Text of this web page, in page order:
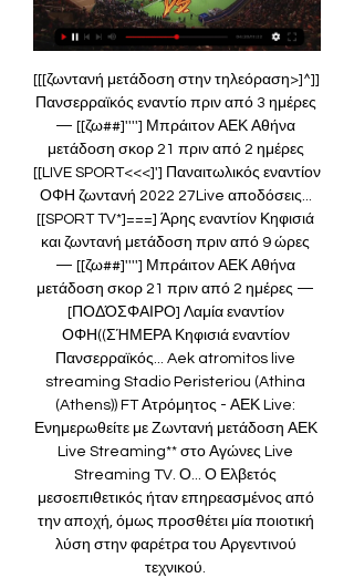
[[[ζωντανή μετάδοση στην τηλεόραση>]^]]
Πανσερραϊκός εναντίο πριν από 3 ημέρες
— [[ζω##]''''] Μπράιτον ΑΕΚ Αθήνα
μετάδοση σκορ 21 πριν από 2 ημέρες
[[LIVE SPORT<<<]'] Παναιτωλικός εναντίον
ΟΦΗ ζωντανή 2022 27Live αποδόσεις...
[[SPORT TV*]===] Άρης εναντίον Κηφισιά
και ζωντανή μετάδοση πριν από 9 ώρες
— [[ζω##]''''] Μπράιτον ΑΕΚ Αθήνα
μετάδοση σκορ 21 πριν από 2 ημέρες —
[ΠΟΔΌΣΦΑΙΡΟ] Λαμία εναντίον
ΟΦΗ((ΣΉΜΕΡΑ Κηφισιά εναντίον
Πανσερραϊκός... Aek atromitos live
streaming Stadio Peristeriou (Athina
(Athens)) FT Ατρόμητος - ΑΕΚ Live:
Ενημερωθείτε με Ζωντανή μετάδοση ΑΕΚ
Live Streaming** στο Αγώνες Live
Streaming TV. Ο... Ο Ελβετός
μεσοεπιθετικός ήταν επηρεασμένος από
την αποχή, όμως προσθέτει μία ποιοτική
λύση στην φαρέτρα του Αργεντινού
τεχνικού.